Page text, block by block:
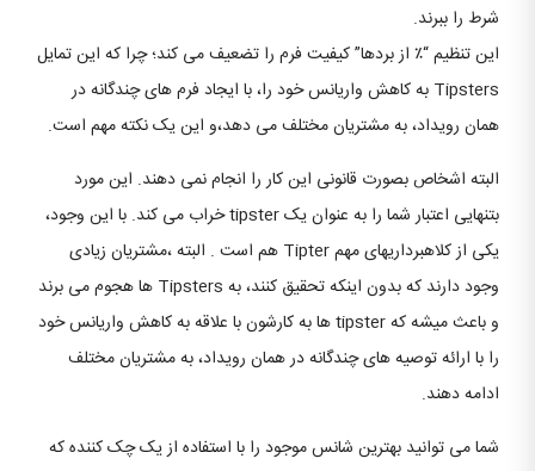
شرط را ببرند.
این تنظیم “٪ از بردها” کیفیت فرم را تضعیف می کند؛ چرا که این تمایل
Tipsters به کاهش واریانس خود را، با ایجاد فرم های چندگانه در
همان رویداد، به مشتریان مختلف می دهد،و این یک نکته مهم است.
البته اشخاص بصورت قانونی این کار را انجام نمی دهند. این مورد
بتنهایی اعتبار شما را به عنوان یک tipster خراب می کند. با این وجود،
یکی از کلاهبرداریهای مهم Tipter هم است . البته ،مشتریان زیادی
وجود دارند که بدون اینکه تحقیق کنند، به Tipsters ها هجوم می برند
و باعث میشه که tipster ها به کارشون با علاقه به کاهش واریانس خود
را با ارائه توصیه های چندگانه در همان رویداد، به مشتریان مختلف
ادامه دهند.
شما می توانید بهترین شانس موجود را با استفاده از یک چک کننده که